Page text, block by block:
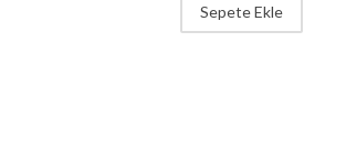
Sepete Ekle